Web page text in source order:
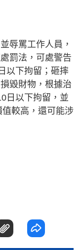
辱罵工作人員，
罰法，可處警告
以下拘留；砸摔
毀財物，根據治
日以下拘留，並
較高，還可能涉